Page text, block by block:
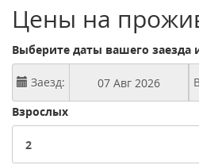
Цены на
Выберите даты вашего заезда
Заезд:
Взрослых